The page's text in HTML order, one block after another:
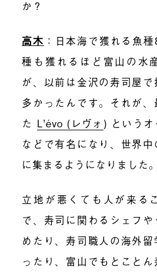
か？
高木 ： 日本海で獲れる魚
種も獲れるほど富山の水
が、以前は金沢の寿司屋
多かったんです。それが
た L’évo (レヴォ ) という
などで有名になり、世界
に集まるようになりました。
立地が悪くても人が来る
で、寿司に関わるシェフ
めたり、寿司職人の海外
ったり、富山でもとこと